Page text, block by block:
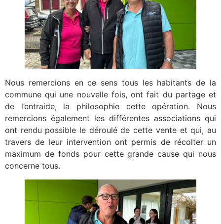
Nous remercions en ce sens tous les habitants de la
commune qui une nouvelle fois, ont fait du partage et
de l’entraide, la philosophie cette opération. Nous
remercions également les différentes associations qui
ont rendu possible le déroulé de cette vente et qui, au
travers de leur intervention ont permis de récolter un
maximum de fonds pour cette grande cause qui nous
concerne tous.